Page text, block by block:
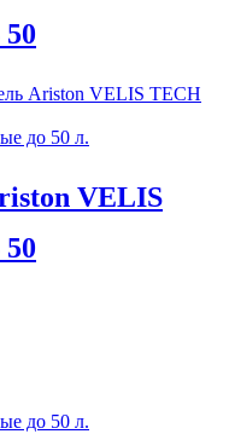
до 50 л.
VELIS
до 50 л.